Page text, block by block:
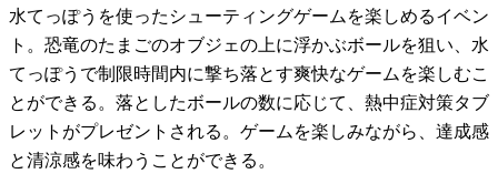
水てっぽうを使ったシューティングゲームを楽しめるイベン
ト。恐竜のたまごのオブジェの上に浮かぶボールを狙い、水
てっぽうで制限時間内に撃ち落とす爽快なゲームを楽しむこ
とができる。落としたボールの数に応じて、熱中症対策タブ
レットがプレゼントされる。ゲームを楽しみながら、達成感
と清涼感を味わうことができる。